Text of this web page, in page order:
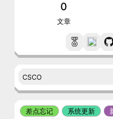
0
文章
差点忘记 系统更新